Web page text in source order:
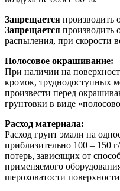
Запрещается производить
Запрещается производить
распыления, при скорости
Полосовое окрашивание:
При наличии на
кромок, труднодоступных
произвести перед
грунтовки в виде
Расход материала:
Расход грунт эмали на
приблизительно 100 – 150
потерь, зависящих от
применяемого
шероховатости